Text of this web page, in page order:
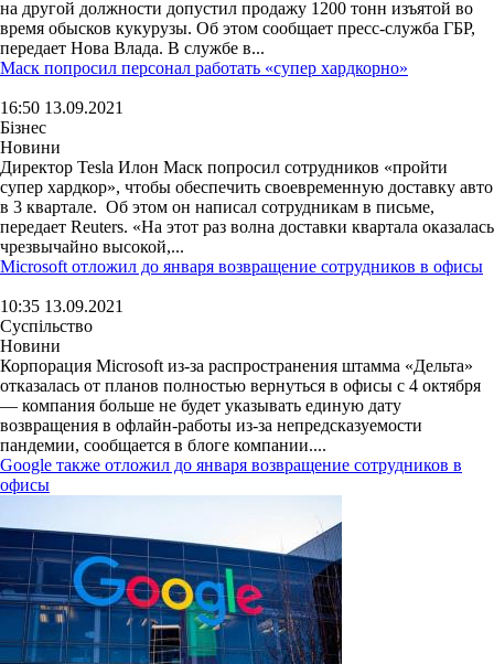
на другой должности допустил продажу 1200 тонн изъятой во
время обысков кукурузы. Об этом сообщает пресс-служба ГБР,
передает Нова Влада. В службе в...
Маск попросил персонал работать «супер хардкорно»
16:50 13.09.2021
Бізнес
Новини
Директор Tesla Илон Маск попросил сотрудников «пройти
супер хардкор», чтобы обеспечить своевременную доставку авто
в 3 квартале. Об этом он написал сотрудникам в письме,
передает Reuters. «На этот раз волна доставки квартала оказалась
чрезвычайно высокой,...
Microsoft отложил до января возвращение сотрудников в офисы
10:35 13.09.2021
Суспільство
Новини
Корпорация Microsoft из-за распространения штамма «Дельта»
отказалась от планов полностью вернуться в офисы с 4 октября
— компания больше не будет указывать единую дату
возвращения в офлайн-работы из-за непредсказуемости
пандемии, сообщается в блоге компании....
Google также отложил до января возвращение сотрудников в
офисы